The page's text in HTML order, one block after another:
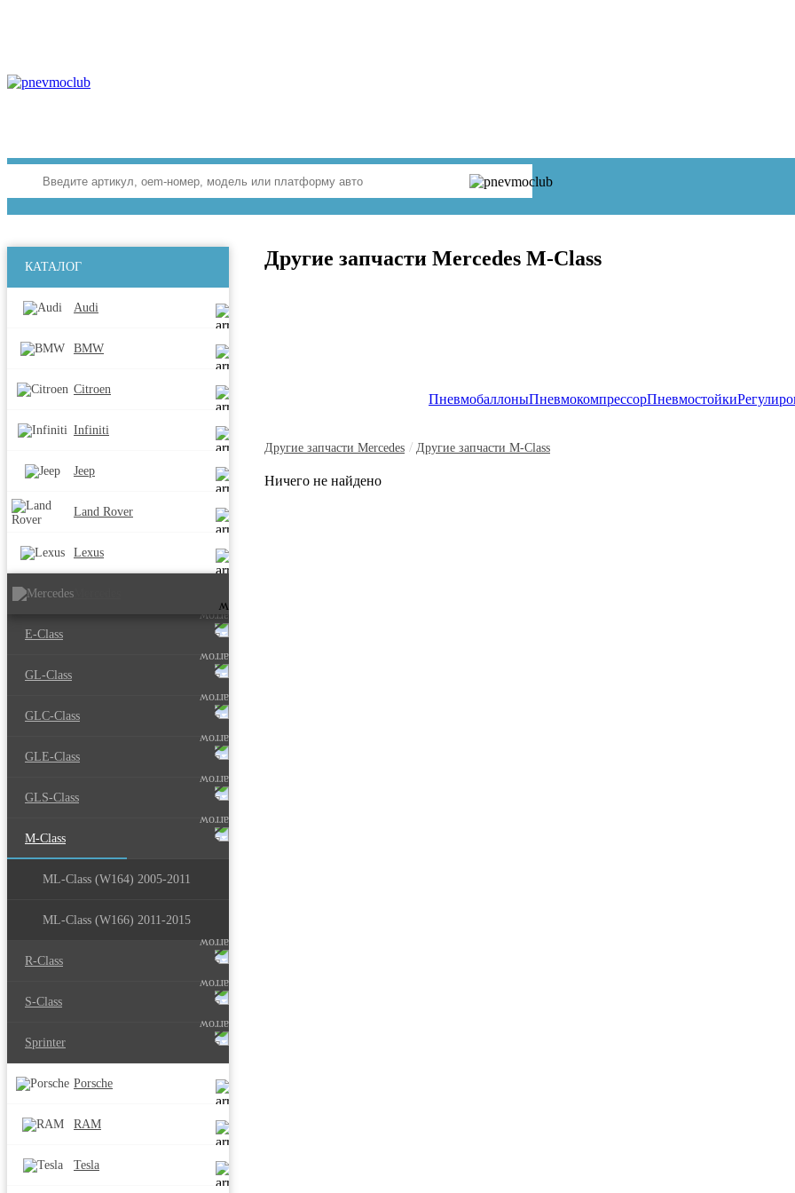
КАТАЛОГ
Audi
BMW
Citroen
Infiniti
Jeep
Land Rover
Lexus
E-Class
GL-Class
GLC-Class
GLE-Class
GLS-Class
M-Class
ML-Class (W164) 2005-2011
ML-Class (W166) 2011-2015
R-Class
S-Class
Sprinter
Porsche
RAM
Tesla
Другие запчасти Mercedes M-Class
ПневмобаллоныПневмокомпрессорПневмостойки
Другие запчасти Mercedes / Другие запчасти M-Class
Ничего не найдено